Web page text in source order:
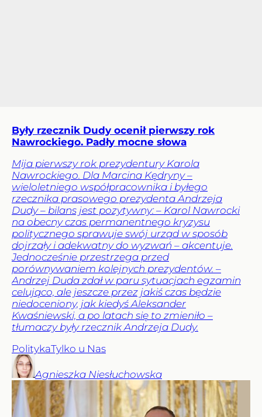
Były rzecznik Dudy ocenił pierwszy rok
Nawrockiego. Padły mocne słowa
Mija pierwszy rok prezydentury Karola
Nawrockiego. Dla Marcina Kędryny –
wieloletniego współpracownika i byłego
rzecznika prasowego prezydenta Andrzeja
Dudy – bilans jest pozytywny: – Karol Nawrocki
na obecny czas permanentnego kryzysu
politycznego sprawuje swój urząd w sposób
dojrzały i adekwatny do wyzwań – akcentuje.
Jednocześnie przestrzega przed
porównywaniem kolejnych prezydentów. –
Andrzej Duda zdał w paru sytuacjach egzamin
celująco, ale jeszcze przez jakiś czas będzie
niedoceniony, jak kiedyś Aleksander
Kwaśniewski, a po latach się to zmieniło –
tłumaczy były rzecznik Andrzeja Dudy.
PolitykaTylko u Nas
Agnieszka Niesłuchowska